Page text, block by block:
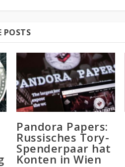
POSTS
Pandora Papers:
Russisches Tory-
Spenderpaar hat
Konten in Wien